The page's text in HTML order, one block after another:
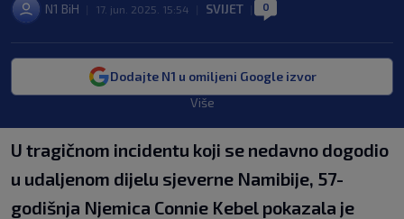
N1 BiH 17. jun. 2025. 15:54 SVIJET 0
Dodajte N1 u omiljeni Google izvor
Više
U tragičnom incidentu koji se nedavno dogodio
u udaljenom dijelu sjeverne Namibije, 57-
godišnja Njemica Connie Kebel pokazala je